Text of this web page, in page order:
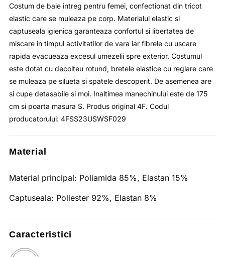
Costum de baie intreg pentru femei, confectionat din tricot
elastic care se muleaza pe corp. Materialul elastic si
captuseala igienica garanteaza confortul si libertatea de
miscare in timpul activitatilor de vara iar fibrele cu uscare
rapida evacueaza excesul umezelii spre exterior. Costumul
este dotat cu decolteu rotund, bretele elastice cu reglare care
se muleaza pe silueta si spatele descoperit. De asemenea are
si cupe detasabile si moi. Inaltimea manechinului este de 175
cm si poarta masura S. Produs original 4F. Codul
producatorului: 4FSS23USWSF029
Material
Material principal: Poliamida 85%, Elastan 15%
Captuseala: Poliester 92%, Elastan 8%
Caracteristici